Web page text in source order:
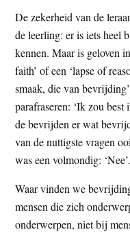
De zekerheid van de
de leerling: er is iets heel
kennen. Maar is geloven
faith’ of een ‘lapse of
smaak, die van
parafraseren: ‘Ik zou
de bevrijden er wat
van de nuttigste vragen
was een volmondig: ‘Nee’.
Waar vinden we
mensen die zich
onderwerpen, niet bij